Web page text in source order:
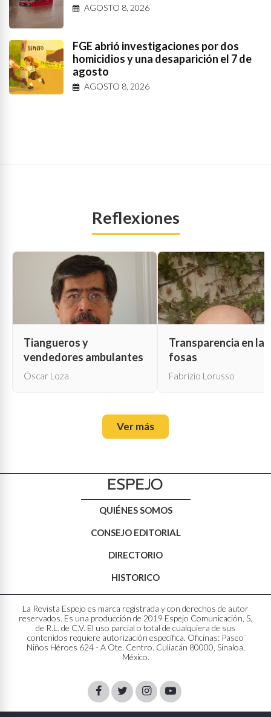
AGOSTO 8, 2026
FGE abrió investigaciones por dos
homicidios y una desaparición el 7 de
agosto
AGOSTO 8, 2026
Reflexiones
Tiangueros y
vendedores ambulantes
Óscar Loza
Transparencia en las
fosas
Fabrizio Lorusso
Ver más
QUIÉNES SOMOS
CONSEJO EDITORIAL
DIRECTORIO
HISTORICO
La Revista Espejo es marca registrada y con derechos de autor
reservados. Es una producción de 2019 Espejo Comunicación, S.
de R.L. de C.V. El uso parcial o total de cualquiera de sus
contenidos requiere autorización específica. Oficinas: Paseo
Niños Héroes 624 - A Ote. Centro. Culiacán 80000, Sinaloa,
México.
FacebookTwitterInstagram
Youtube